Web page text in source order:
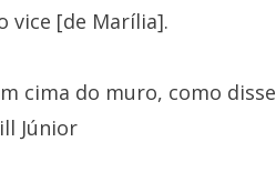
vice [de Marília].
cima do muro, como disse
Júnior